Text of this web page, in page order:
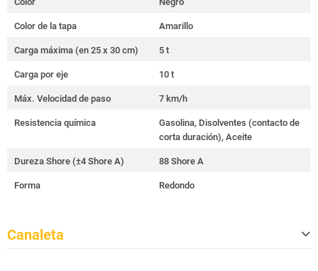
Color de la tapa Amarillo
Carga máxima (en 25 x 30 cm) 5 t
Carga por eje 10 t
Máx. Velocidad de paso 7 km/h
Resistencia química
Gasolina, Disolventes (contacto de
corta duración), Aceite
Dureza Shore (±4 Shore A) 88 Shore A
Forma Redondo
Canaleta